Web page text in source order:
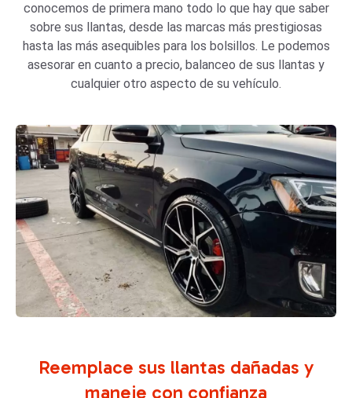
conocemos de primera mano todo lo que hay que saber
sobre sus llantas, desde las marcas más prestigiosas
hasta las más asequibles para los bolsillos. Le podemos
asesorar en cuanto a precio, balanceo de sus llantas y
cualquier otro aspecto de su vehículo.
Reemplace sus llantas dañadas y
maneje con confianza